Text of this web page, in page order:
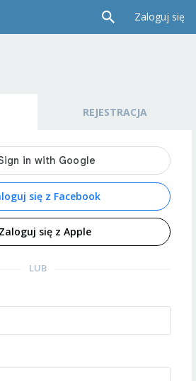
Zaloguj się
REJESTRACJA
się z Facebook
Zaloguj się z Apple
LUB